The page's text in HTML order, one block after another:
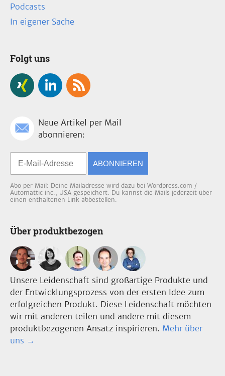
Podcasts
In eigener Sache
Folgt uns
Neue Artikel per Mail
abonnieren:
ABONNIEREN
Abo per Mail: Deine Mailadresse wird dazu bei Wordpress.com /
Automattic inc., USA gespeichert. Du kannst die Mails jederzeit über
einen enthaltenen Link abbestellen.
Über produktbezogen
Unsere Leidenschaft sind großartige Produkte und
der Entwicklungsprozess von der ersten Idee zum
erfolgreichen Produkt. Diese Leidenschaft möchten
wir mit anderen teilen und andere mit diesem
produktbezogenen Ansatz inspirieren. Mehr über
uns →